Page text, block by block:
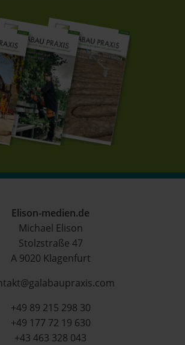
Elison-medien.de
Michael Elison
Stolzstraße 47
A 9020 Klagenfurt
+49 89 215 298 30
+49 177 72 19 630
+43 463 328 043